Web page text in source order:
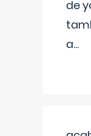
de
a...